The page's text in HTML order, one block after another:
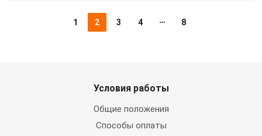
1 2 3 4 8
Условия работы
Общие положения
Способы оплаты